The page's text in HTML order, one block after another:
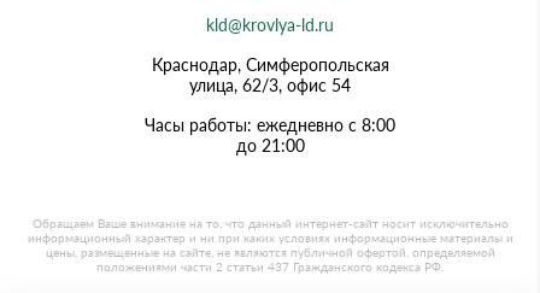
kld@krovlya-ld.ru
Краснодар, Симферопольская
улица, 62/3, офис 54
Часы работы: ежедневно с 8:00
до 21:00